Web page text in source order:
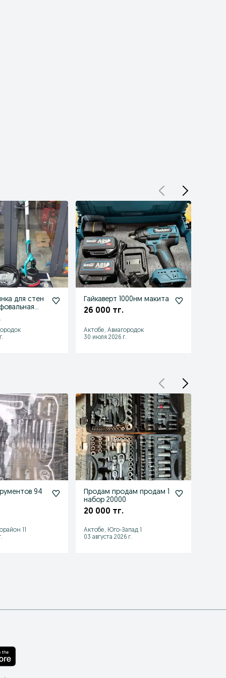
для стен
Гайкаверт 1000нм макита
26 000 тг.
Актобе, Авиагородок
30 июля 2026 г.
94
11
Продам продам продам 1
набор 20000
20 000 тг.
Актобе, Юго-Запад 1
03 августа 2026 г.